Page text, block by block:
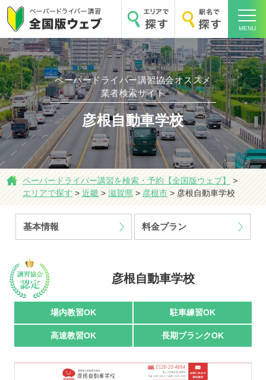
MENU
ホーム
エリアで探す
ペーパードライバー講習協会オススメ
業者検索サイト
彦根自動車学校
ペーパードライバー講習を検索・予約【全国版ウェブ】
>
エリアで探す > 近畿 > 滋賀県 > 彦根市 > 彦根自動車学校
基本情報 料金プラン
彦根自動車学校
場内教習OK 駐車練習OK
高速教習OK 長期ブランクOK